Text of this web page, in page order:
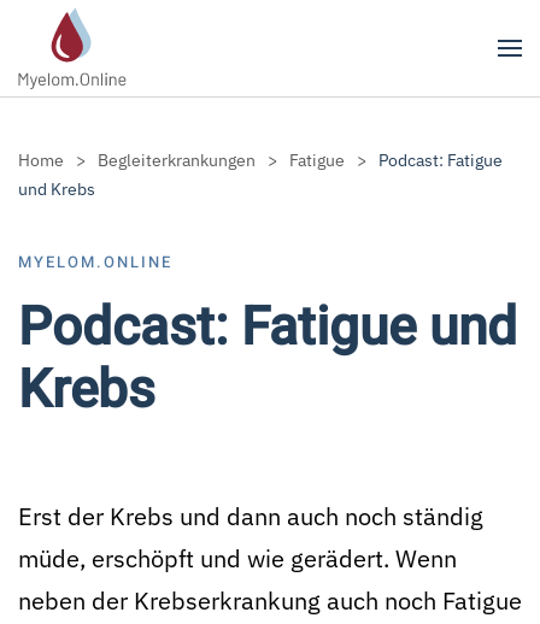
Zum Hauptinhalt springen
Home Begleiterkrankungen Fatigue
Podcast: Fatigue
und Krebs
MYELOM.ONLINE
Podcast: Fatigue und
Krebs
Erst der Krebs und dann auch noch ständig
müde, erschöpft und wie gerädert. Wenn
neben der Krebserkrankung auch noch Fatigue